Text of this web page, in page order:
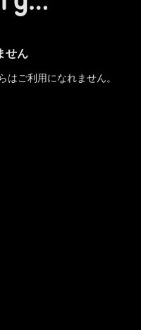
せん
はご利用になれません。